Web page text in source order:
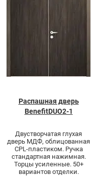
Распашная дверь
BenefitDUO2-1
Двустворчатая глухая
дверь МДФ, облицованная
CPL-пластиком. Ручка
стандартная нажимная.
Торцы усиленные. 50+
вариантов отделки.